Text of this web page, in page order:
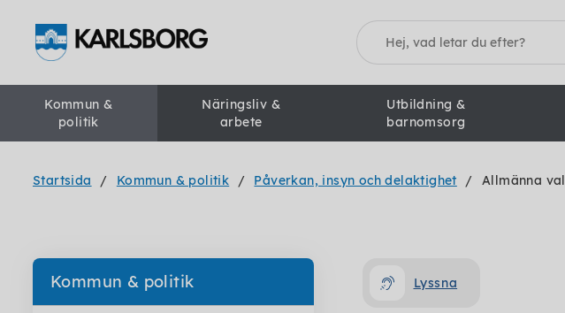
Sök
Kommun &
politik
Näringsliv &
arbete
Utbildning &
barnomsorg
Startsida Kommun & politik Påverkan, insyn och delaktighet Allmänna val
Kommun & politik Lyssna